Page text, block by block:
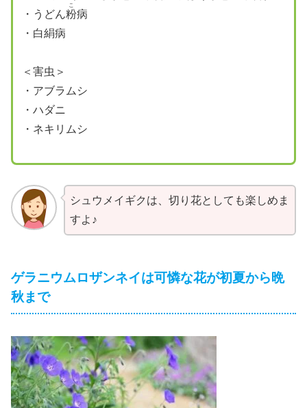
・うどん粉
こ
病
・白絹病
＜害虫＞
・アブラムシ
・ハダニ
・ネキリムシ
シュウメイギクは、切り花としても楽しめま
すよ♪
ゲラニウムロザンネイは可憐な花が初夏から晩
秋まで